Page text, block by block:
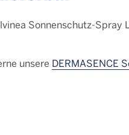
Sonnenschutz-
unsere DERMASENCE